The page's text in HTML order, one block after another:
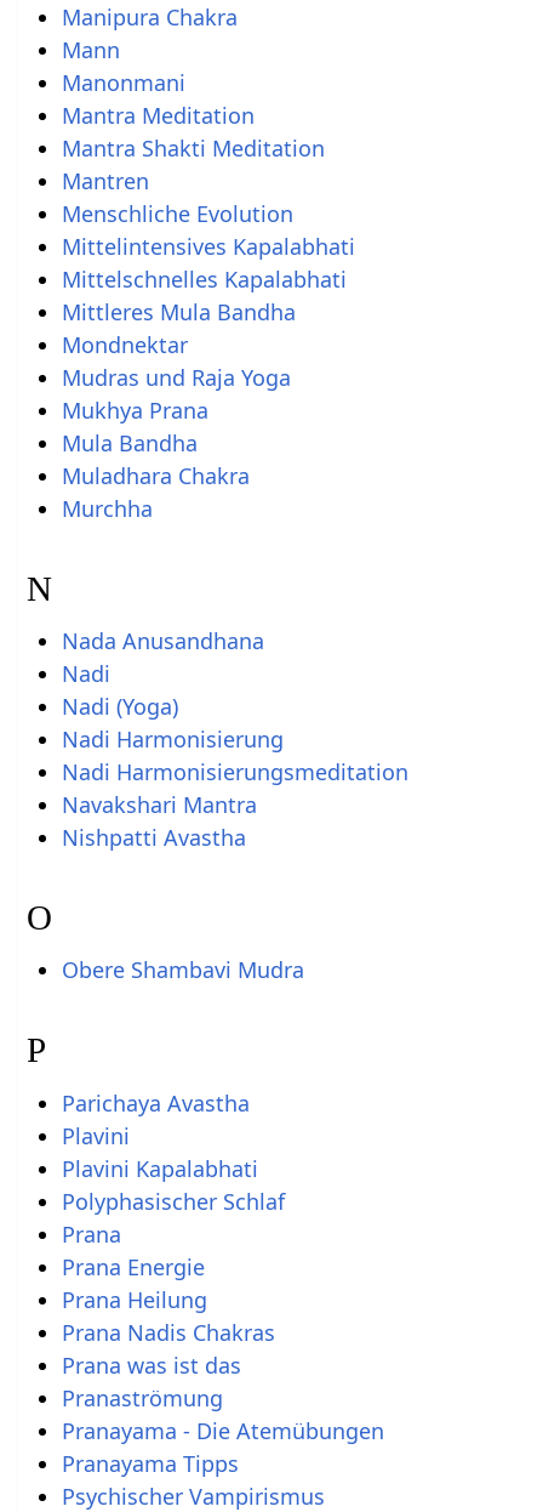
Manipura Chakra
Mann
Manonmani
Mantra Meditation
Mantra Shakti Meditation
Mantren
Menschliche Evolution
Mittelintensives Kapalabhati
Mittelschnelles Kapalabhati
Mittleres Mula Bandha
Mondnektar
Mudras und Raja Yoga
Mukhya Prana
Mula Bandha
Muladhara Chakra
Murchha
N
Nada Anusandhana
Nadi
Nadi (Yoga)
Nadi Harmonisierung
Nadi Harmonisierungsmeditation
Navakshari Mantra
Nishpatti Avastha
O
Obere Shambavi Mudra
P
Parichaya Avastha
Plavini
Plavini Kapalabhati
Polyphasischer Schlaf
Prana
Prana Energie
Prana Heilung
Prana Nadis Chakras
Prana was ist das
Pranaströmung
Pranayama - Die Atemübungen
Pranayama Tipps
Psychischer Vampirismus